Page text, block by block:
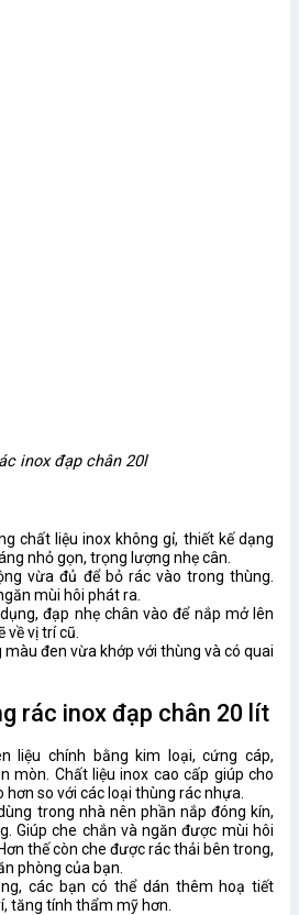
inox đạp chân 20l
chất liệu inox không gỉ, thiết kế dạng
nhỏ gọn, trọng lượng nhẹ cân.
vừa đủ để bỏ rác vào trong thùng.
mùi hôi phát ra.
đạp nhẹ chân vào để nắp mở lên
về vị trí cũ.
đen vừa khớp với thùng và có quai
rác inox đạp chân 20 lít
liệu chính bằng kim loại, cứng cáp,
mòn. Chất liệu inox cao cấp giúp cho
so với các loại thùng rác nhựa.
trong nhà nên phần nắp đóng kín,
Giúp che chắn và ngăn được mùi hôi
thế còn che được rác thải bên trong,
phòng của bạn.
các bạn có thể dán thêm hoạ tiết
tăng tính thẩm mỹ hơn.